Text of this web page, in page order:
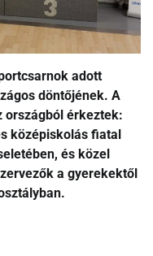
adott
döntőjének. A
országból érkeztek:
középiskolás fiatal
és közel
a gyerekektől